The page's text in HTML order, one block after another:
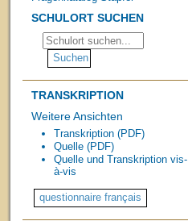
SCHULORT SUCHEN
TRANSKRIPTION
Weitere Ansichten
Transkription (PDF)
Quelle (PDF)
Quelle und Transkription vis-
à-vis